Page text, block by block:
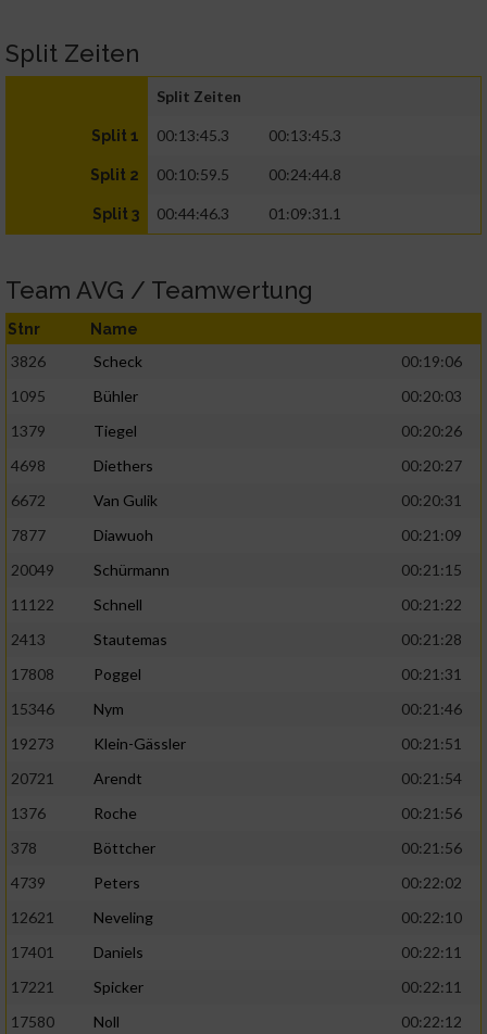
Split Zeiten
Split Zeiten
Split 1 00:13:45.3 00:13:45.3
Split 2 00:10:59.5 00:24:44.8
Split 3 00:44:46.3 01:09:31.1
Team AVG / Teamwertung
Stnr Name
3826 Scheck
00:19:06
1095
Bühler
00:20:03
1379
Tiegel
00:20:26
4698
Diethers
00:20:27
6672
Van Gulik
00:20:31
7877
Diawuoh
00:21:09
20049
Schürmann
00:21:15
11122
Schnell
00:21:22
2413
Stautemas
00:21:28
17808
Poggel
00:21:31
15346
Nym
00:21:46
19273
Klein-Gässler
00:21:51
20721
Arendt
00:21:54
1376
Roche
00:21:56
378
Böttcher
00:21:56
4739
Peters
00:22:02
12621
Neveling
00:22:10
17401
Daniels
00:22:11
17221
Spicker
00:22:11
17580
Noll
00:22:12